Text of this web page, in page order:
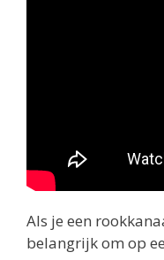
Als je een
belangrijk om op